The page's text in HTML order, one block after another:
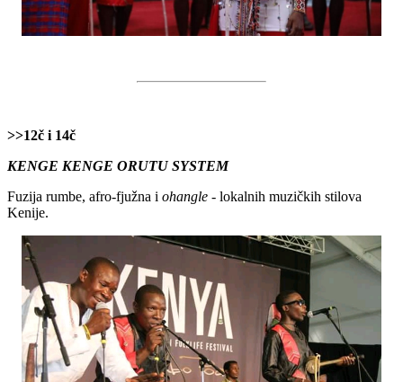
>>12č i 14č
KENGE KENGE ORUTU SYSTEM
Fuzija rumbe, afro-fjužna i ohangle - lokalnih muzičkih stilova
Kenije.